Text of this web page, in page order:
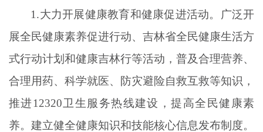
1.大力开展健康教育和健康促进活动。广泛开
展全民健康素养促进行动、吉林省全民健康生活方
式行动计划和健康吉林行等活动，普及合理营养、
合理用药、科学就医、防灾避险自救互救等知识，
推进12320卫生服务热线建设，提高全民健康素
养。建立健全健康知识和技能核心信息发布制度。